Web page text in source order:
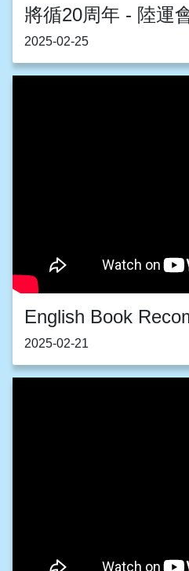
將循20周年 - 陸運
2025-02-25
English Book
2025-02-21